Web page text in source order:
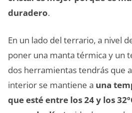
duradero.
En un lado del terrario, a nivel
poner una manta térmica y un
dos herramientas tendrás que
interior se mantiene a una
que esté entre los 24 y los